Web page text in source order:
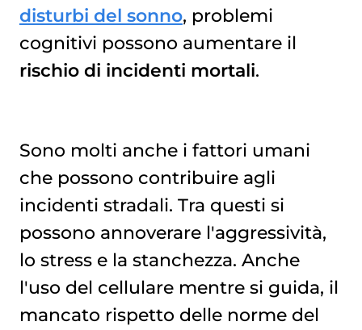
disturbi del sonno, problemi
cognitivi possono aumentare il
rischio di incidenti mortali.
Sono molti anche i fattori umani
che possono contribuire agli
incidenti stradali. Tra questi si
possono annoverare l'aggressività,
lo stress e la stanchezza. Anche
l'uso del cellulare mentre si guida, il
mancato rispetto delle norme del